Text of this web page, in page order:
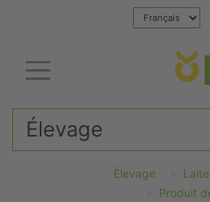
Élevage
Élevage
Produit